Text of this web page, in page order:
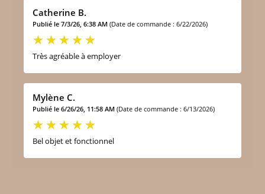
Catherine B.
Publié le 7/3/26, 6:38 AM (Date de commande : 6/22/2026)
Très agréable à employer
Mylène C.
Publié le 6/26/26, 11:58 AM (Date de commande : 6/13/2026)
Bel objet et fonctionnel